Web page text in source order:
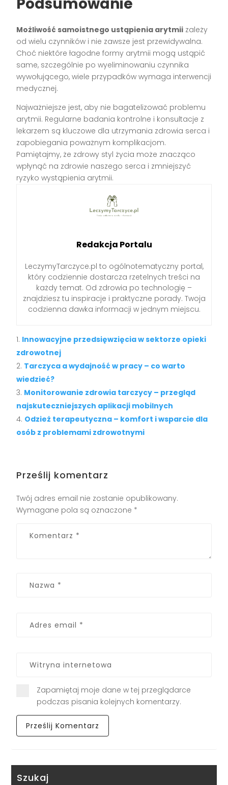
Możliwość samoistnego ustąpienia arytmii zależy
od wielu czynników i nie zawsze jest przewidywalna.
Choć niektóre łagodne formy arytmii mogą ustąpić
same, szczególnie po wyeliminowaniu czynnika
wywołującego, wiele przypadków wymaga interwencji
medycznej.
Najważniejsze jest, aby nie bagatelizować problemu
arytmii. Regularne badania kontrolne i konsultacje z
lekarzem są kluczowe dla utrzymania zdrowia serca i
zapobiegania poważnym komplikacjom.
Pamiętajmy, że zdrowy styl życia może znacząco
wpłynąć na zdrowie naszego serca i zmniejszyć
ryzyko wystąpienia arytmii.
Redakcja Portalu
LeczymyTarczyce.pl to ogólnotematyczny portal,
który codziennie dostarcza rzetelnych treści na
każdy temat. Od zdrowia po technologię –
znajdziesz tu inspiracje i praktyczne porady. Twoja
codzienna dawka informacji w jednym miejscu.
Innowacyjne przedsięwzięcia w sektorze opieki
zdrowotnej
Tarczyca a wydajność w pracy – co warto
wiedzieć?
Monitorowanie zdrowia tarczycy – przegląd
najskuteczniejszych aplikacji mobilnych
Odzież terapeutyczna – komfort i wsparcie dla
osób z problemami zdrowotnymi
Prześlij komentarz
Twój adres email nie zostanie opublikowany.
Wymagane pola są oznaczone *
Zapamiętaj moje dane w tej przeglądarce
podczas pisania kolejnych komentarzy.
Szukaj